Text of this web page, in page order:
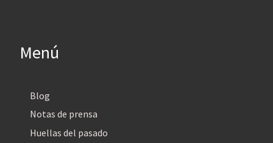
Menú
Blog
Notas de prensa
Huellas del pasado